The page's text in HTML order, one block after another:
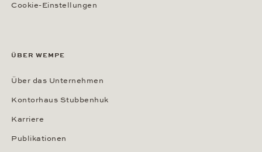
Cookie-Einstellungen
ÜBER WEMPE
Über das Unternehmen
Kontorhaus Stubbenhuk
Karriere
Publikationen